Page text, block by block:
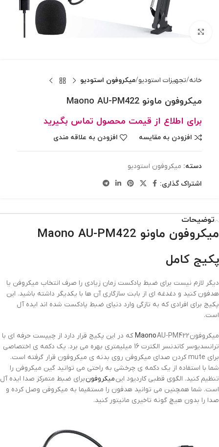
بزرگنمایی تصویر
خانه تجهیزات استودیو میکروفون استودیو
میکروفون ماونو Maono AU-PM422
برای اطلاع از قیمت محصول تماس بگیرید
افزودن به مقایسه افزودن به علاقه مندی
دسته: میکروفون استودیو
اشتراک گذاری:
توضیحات
میکروفون ماونو Maono AU-PM422
پکیج کامل
دیگر لازم نیست برای ضبط پادکست زمان زیادی را صرف انتخاب میکروفن یا
هدفون کنید و دغدغه ای از بابت سازگاری آن ها با یکدیگر داشته باشید. این
پکیج برای افرادی که به تازگی وارد دنیای ضبط پادکست شده اند ایده آل
است.
میکروفون MaonoAU-PM422 که در این پکیج قرار دارد از چیپست حرفه ای با
ترانسدیوسر کاندنسر الکترت 16 میلیمتری بهره می برد. یک دکمه ی اختصاصی
برای mute کردن صدای میکروفن روی بدنه ی میکروفون قرار گرفته است.
شما با استفاده از یک دکمه ی چرخشی به راحتی می توانید گین میکروفن را
تنظیم کنید. الگوی قطبی کاردیود اینمیکروفونبرای ضبط متمرکز صدا ایده آل
است. شما همچنین می توانید هدفون را مستقیما به میکروفن وصل کرده و
صدا را بدون هیچ گونه تاخیری مانیتور کنید.